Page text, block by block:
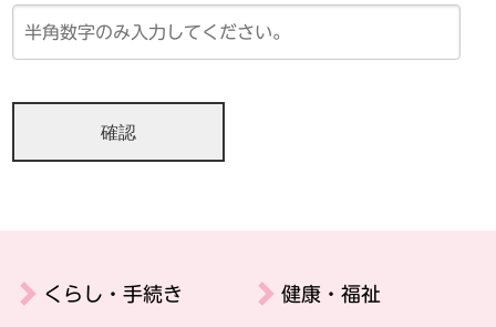
くらし・手続き 健康・福祉